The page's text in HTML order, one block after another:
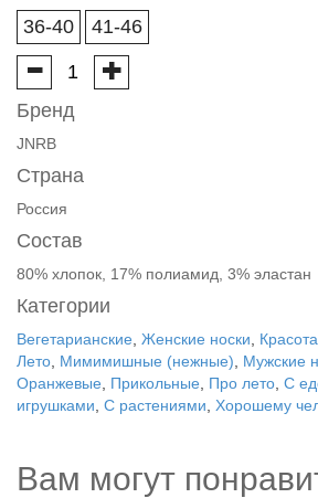
36-40
41-46
Бренд
JNRB
Страна
Россия
Состав
80% хлопок, 17% полиамид, 3% эластан
Категории
Вегетарианские Женские носки
Лето Мимимишные (нежные) Мужские
Оранжевые
Прикольные Про лето С
игрушками С растениями Хорошему
Вам могут